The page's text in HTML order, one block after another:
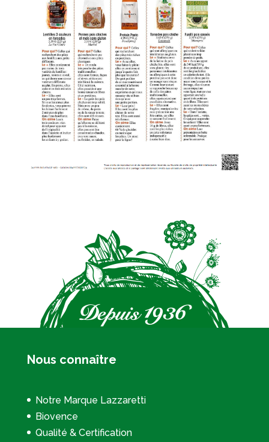
Nous connaître
Notre Marque Lazzaretti
Biovence
Qualité & Certification